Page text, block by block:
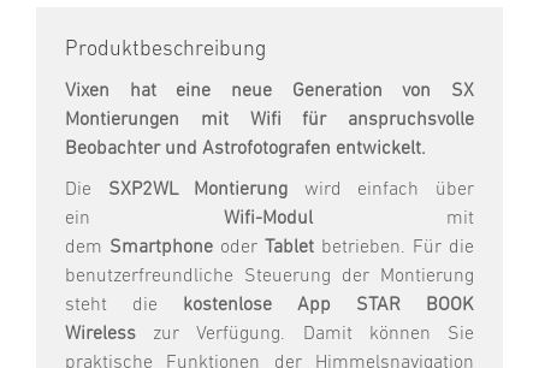
Produktbeschreibung
Vixen hat eine neue Generation von SX
Montierungen mit Wifi für anspruchsvolle
Beobachter und Astrofotografen entwickelt.
Die SXP2WL Montierung wird einfach über
ein Wifi-Modul mit
dem Smartphone oder Tablet betrieben. Für die
benutzerfreundliche Steuerung der Montierung
steht die kostenlose App STAR BOOK
Wireless zur Verfügung. Damit können Sie
praktische Funktionen der Himmelsnavigation